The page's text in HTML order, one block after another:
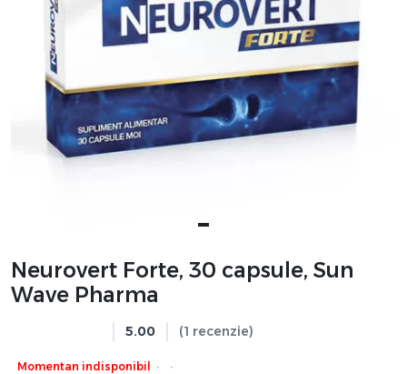
Neurovert Forte, 30 capsule, Sun
Wave Pharma
5.00 (1 recenzie)
Momentan indisponibil · ·